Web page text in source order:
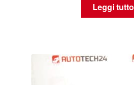
Leggi tutto